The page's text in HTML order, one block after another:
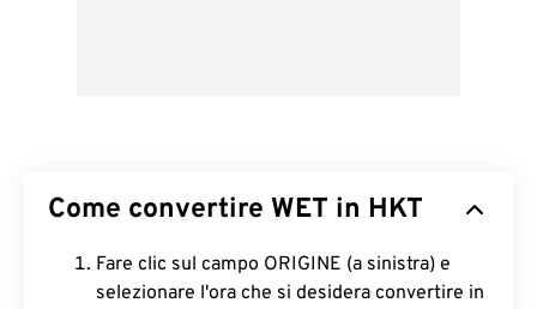
Come convertire WET in HKT
Fare clic sul campo ORIGINE (a sinistra) e
selezionare l'ora che si desidera convertire in